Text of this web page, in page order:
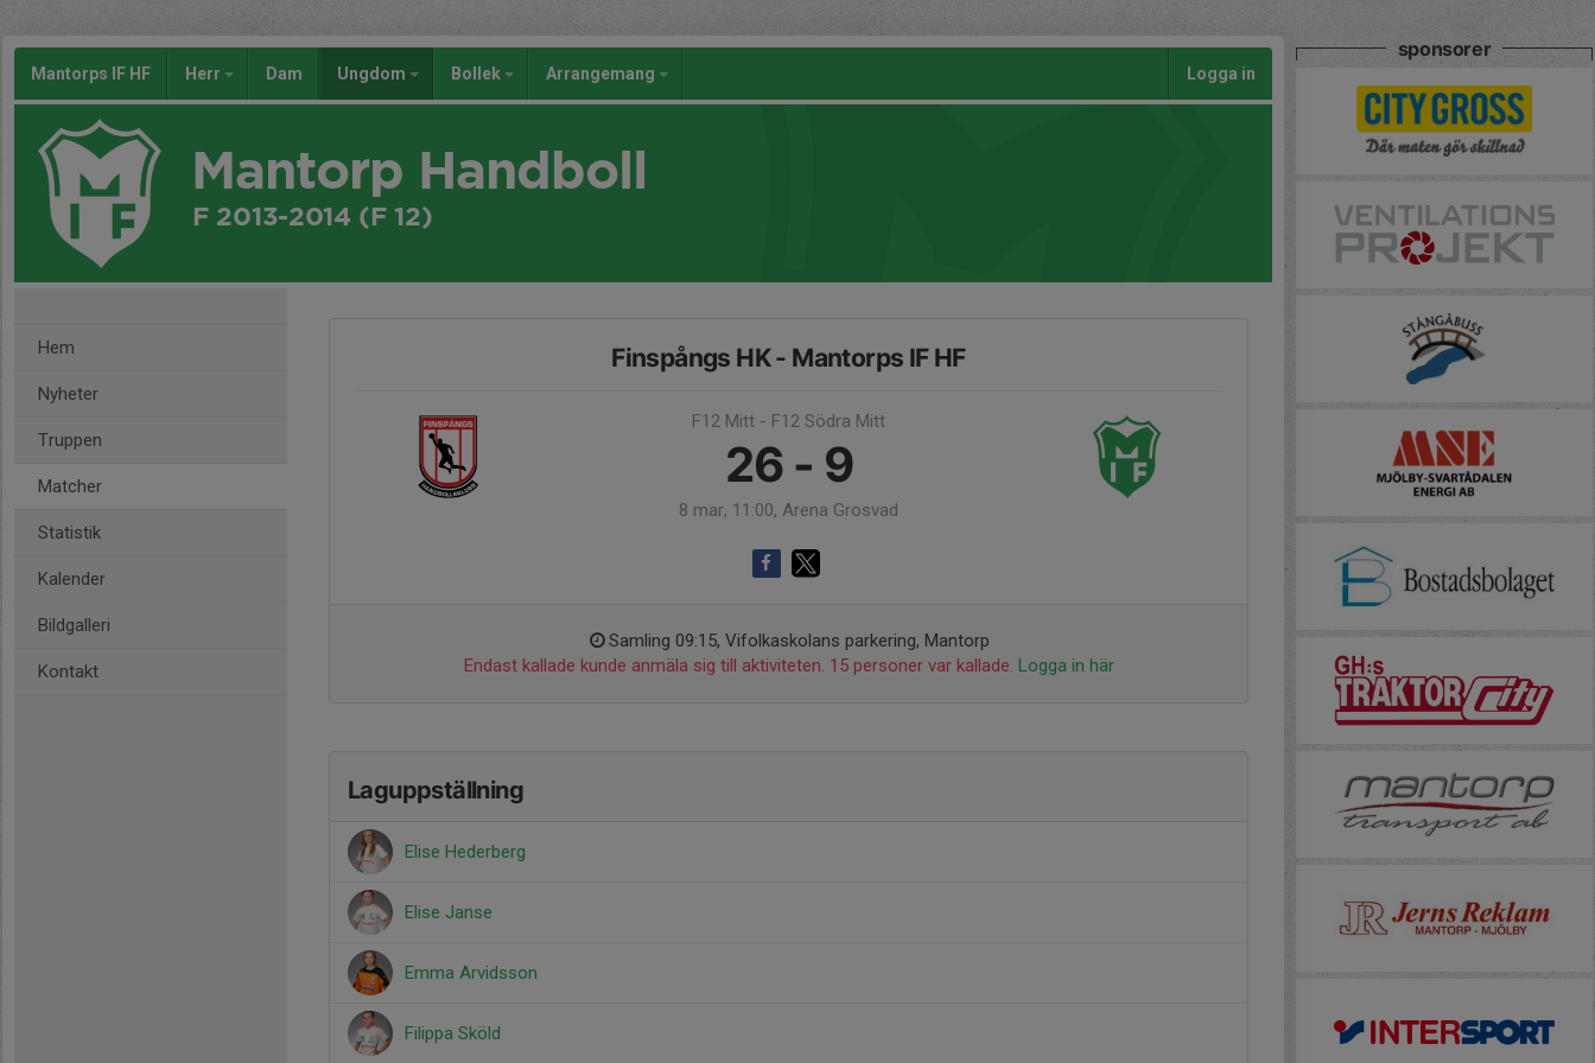
Mantorps IF HF Herr Dam Ungdom Bollek Arrangemang Logga in
Mantorp Handboll
F 2013-2014 (F 12)
Hem
Nyheter
Truppen
Matcher
Statistik
Kalender
Bildgalleri
Kontakt
Finspångs HK - Mantorps IF HF
F12 Mitt - F12 Södra Mitt
26 - 9
8 mar, 11:00, Arena Grosvad
Samling 09:15, Vifolkaskolans parkering, Mantorp
Endast kallade kunde anmäla sig till aktiviteten. 15 personer var kallade. Logga in här
Laguppställning
Elise Hederberg
Elise Janse
Emma Arvidsson
Filippa Sköld
sponsorer